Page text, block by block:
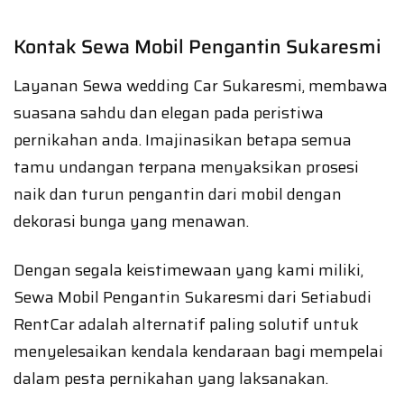
Kontak Sewa Mobil Pengantin Sukaresmi
Layanan Sewa wedding Car Sukaresmi, membawa
suasana sahdu dan elegan pada peristiwa
pernikahan anda. Imajinasikan betapa semua
tamu undangan terpana menyaksikan prosesi
naik dan turun pengantin dari mobil dengan
dekorasi bunga yang menawan.
Dengan segala keistimewaan yang kami miliki,
Sewa Mobil Pengantin Sukaresmi dari Setiabudi
RentCar adalah alternatif paling solutif untuk
menyelesaikan kendala kendaraan bagi mempelai
dalam pesta pernikahan yang laksanakan.